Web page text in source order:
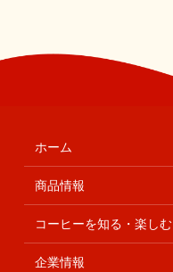
ホーム
商品情報
コーヒーを知る・楽しむ
企業情報